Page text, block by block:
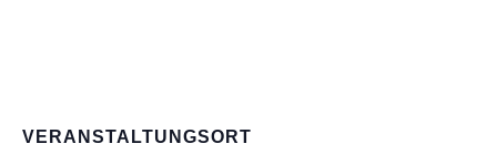
VERANSTALTUNGSORT